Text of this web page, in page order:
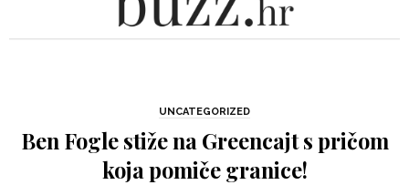
UNCATEGORIZED
Ben Fogle stiže na Greencajt s pričom
koja pomiče granice!